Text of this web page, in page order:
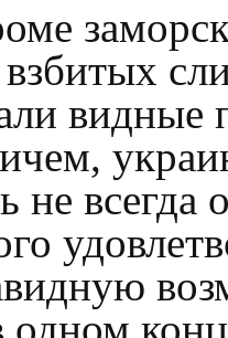
видные
не всегда